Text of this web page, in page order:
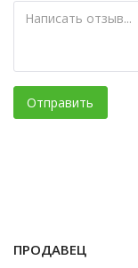
Отправить
ПРОДАВЕЦ